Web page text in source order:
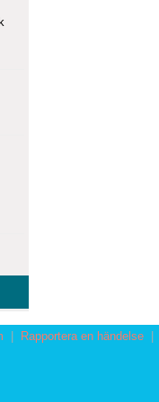
| Rapportera en händelse |